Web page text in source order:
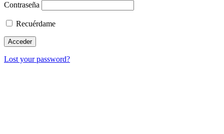
Contraseña
Recuérdame
Lost your password?